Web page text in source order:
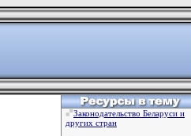
Законодательство Беларуси и
других стран